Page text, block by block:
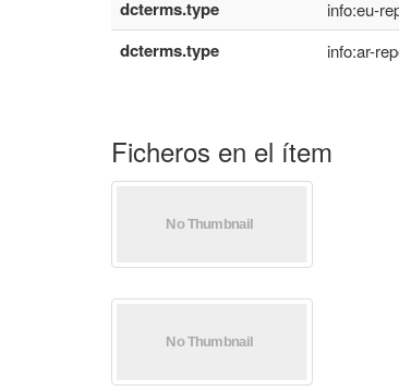
dcterms.type info:eu-
dcterms.type info:ar-
Ficheros en el ítem